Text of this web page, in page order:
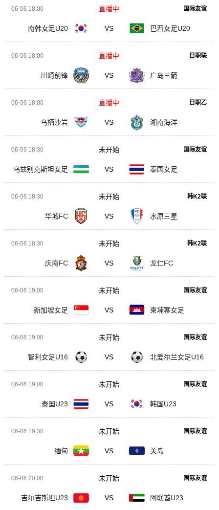
06-06 18:00 国际友谊
南韩女足U20 VS 巴西女足U20
直播中
06-06 18:00 日职联
川崎前锋 VS 广岛三箭
直播中
06-06 18:00 日职乙
鸟栖沙岩 VS 湘南海洋
直播中
06-06 18:30 国际友谊
乌兹别克斯坦女足 VS 泰国女足
未开始
06-06 18:30 韩K2联
华城FC VS 水原三星
未开始
06-06 18:30 韩K2联
庆南FC VS 龙仁FC
未开始
06-06 19:00 国际友谊
新加坡女足 VS 柬埔寨女足
未开始
06-06 19:00 国际友谊
智利女足U16 VS 北爱尔兰女足U16
未开始
06-06 19:00 国际友谊
泰国U23 VS 韩国U23
未开始
06-06 19:30 国际友谊
缅甸 VS 关岛
未开始
06-06 20:00 国际友谊
吉尔吉斯坦U23 VS 阿联酋U23
未开始